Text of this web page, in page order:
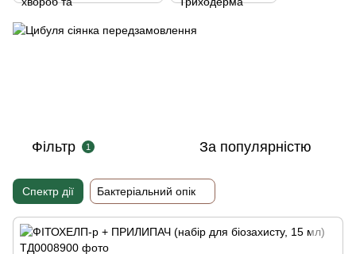
Фільтр 1 За популярністю
Спектр дії Бактеріальний опік